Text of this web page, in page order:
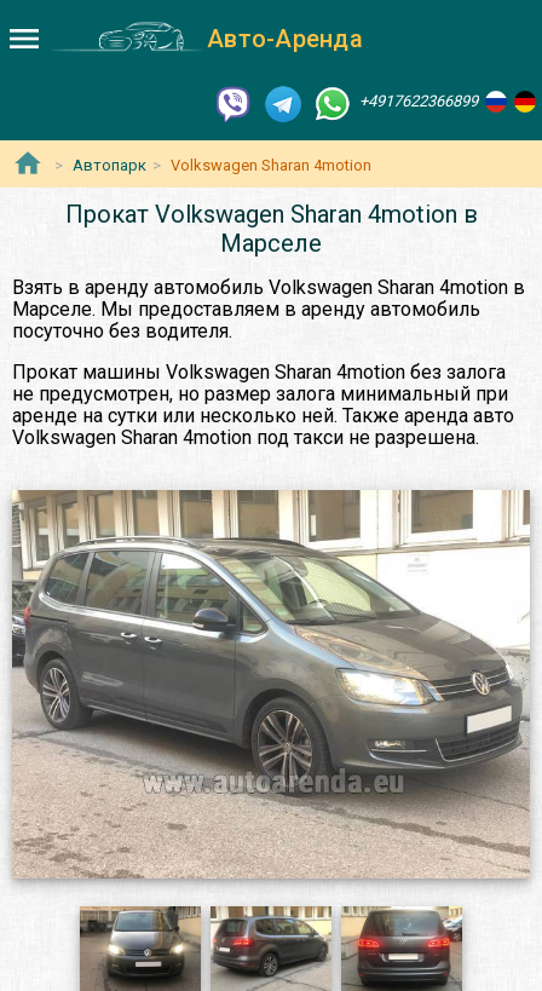
Авто-Аренда
+4917622366899
Автопарк Volkswagen Sharan 4motion
Прокат Volkswagen Sharan 4motion в
Марселе
Взять в аренду автомобиль Volkswagen Sharan 4motion в
Марселе. Мы предоставляем в аренду автомобиль
посуточно без водителя.
Прокат машины Volkswagen Sharan 4motion без залога
не предусмотрен, но размер залога минимальный при
аренде на сутки или несколько ней. Также аренда авто
Volkswagen Sharan 4motion под такси не разрешена.